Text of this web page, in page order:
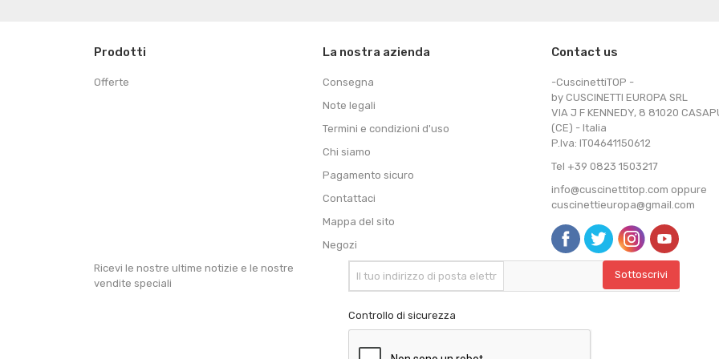
Prodotti
Offerte
La nostra azienda
Consegna
Note legali
Termini e condizioni d'uso
Chi siamo
Pagamento sicuro
Contattaci
Mappa del sito
Negozi
Contact us
-CuscinettiTOP -
by CUSCINETTI EUROPA SRL
VIA J F KENNEDY, 8 81020
(CE) - Italia
P.Iva: IT04641150612
Tel +39 0823 1503217
info@cuscinettitop.com oppure
cuscinettieuropa@gmail.com
Ricevi le nostre ultime notizie e le nostre
vendite speciali
Controllo di sicurezza